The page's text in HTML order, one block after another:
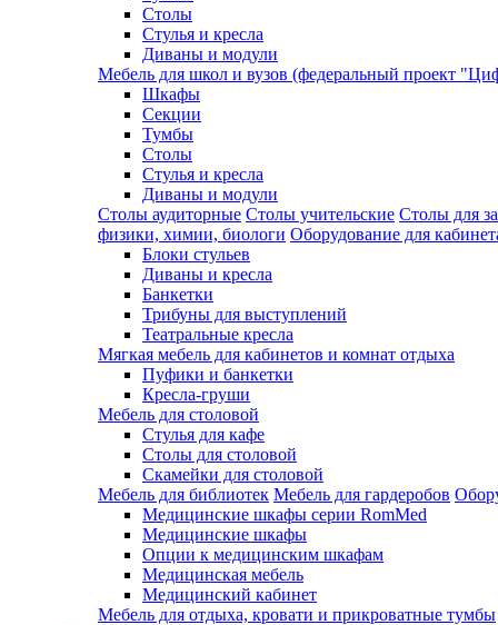
Столы
Стулья и кресла
Диваны и модули
Мебель для школ и вузов (федеральный проект
Шкафы
Секции
Тумбы
Столы
Стулья и кресла
Диваны и модули
Столы аудиторные Столы учительские Столы для
физики, химии, биологи Оборудование для
Блоки стульев
Диваны и кресла
Банкетки
Трибуны для выступлений
Театральные кресла
Мягкая мебель для кабинетов и комнат отдыха
Пуфики и банкетки
Кресла-груши
Мебель для столовой
Cтулья для кафе
Cтолы для столовой
Скамейки для столовой
Мебель для библиотек Мебель для гардеробов
Медицинские шкафы серии RomMed
Медицинские шкафы
Опции к медицинским шкафам
Медицинская мебель
Медицинский кабинет
Мебель для отдыха, кровати и прикроватные тумбы